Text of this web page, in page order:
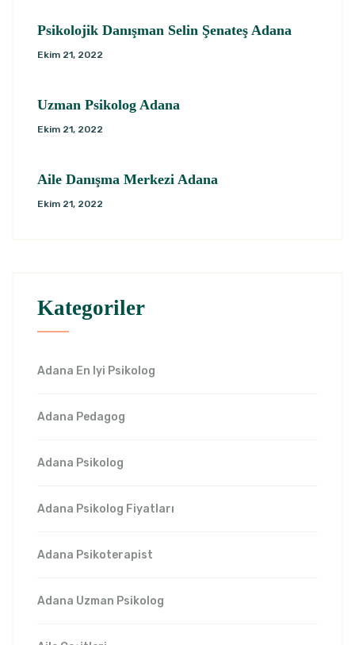
Psikolojik Danışman Selin Şenateş Adana
Ekim 21, 2022
Uzman Psikolog Adana
Ekim 21, 2022
Aile Danışma Merkezi Adana
Ekim 21, 2022
Kategoriler
Adana En Iyi Psikolog
Adana Pedagog
Adana Psikolog
Adana Psikolog Fiyatları
Adana Psikoterapist
Adana Uzman Psikolog